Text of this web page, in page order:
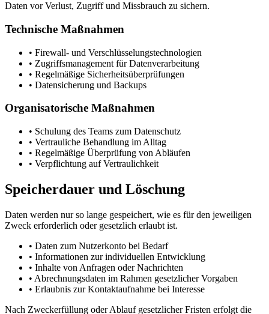
Daten vor Verlust, Zugriff und Missbrauch zu sichern.
Technische Maßnahmen
• Firewall- und Verschlüsselungstechnologien
• Zugriffsmanagement für Datenverarbeitung
• Regelmäßige Sicherheitsüberprüfungen
• Datensicherung und Backups
Organisatorische Maßnahmen
• Schulung des Teams zum Datenschutz
• Vertrauliche Behandlung im Alltag
• Regelmäßige Überprüfung von Abläufen
• Verpflichtung auf Vertraulichkeit
Speicherdauer und Löschung
Daten werden nur so lange gespeichert, wie es für den jeweiligen
Zweck erforderlich oder gesetzlich erlaubt ist.
• Daten zum Nutzerkonto bei Bedarf
• Informationen zur individuellen Entwicklung
• Inhalte von Anfragen oder Nachrichten
• Abrechnungsdaten im Rahmen gesetzlicher Vorgaben
• Erlaubnis zur Kontaktaufnahme bei Interesse
Nach Zweckerfüllung oder Ablauf gesetzlicher Fristen erfolgt die